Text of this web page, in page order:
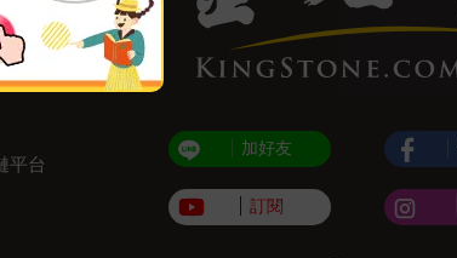
平台
加好友
訂閱